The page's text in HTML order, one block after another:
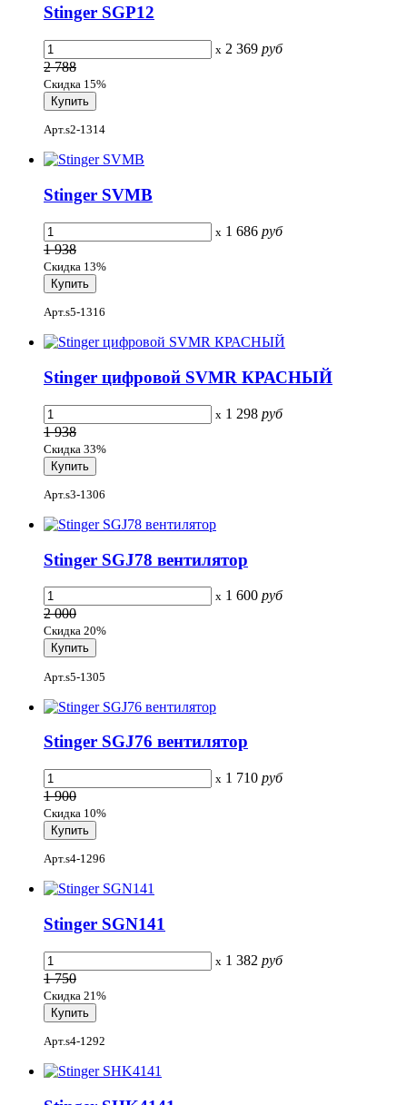
Stinger SGP12
x 2 369 руб
2 788
Скидка 15%
Арт.s2-1314
Stinger SVMB
x 1 686 руб
1 938
Скидка 13%
Арт.s5-1316
Stinger цифровой SVMR КРАСНЫЙ
x 1 298 руб
1 938
Скидка 33%
Арт.s3-1306
Stinger SGJ78 вентилятор
x 1 600 руб
2 000
Скидка 20%
Арт.s5-1305
Stinger SGJ76 вентилятор
x 1 710 руб
1 900
Скидка 10%
Арт.s4-1296
Stinger SGN141
x 1 382 руб
1 750
Скидка 21%
Арт.s4-1292